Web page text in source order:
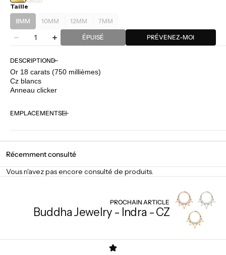
JAUNE
Taille
8MMVARIANTE
ÉPUISÉE
10MMVARIANTE
ÉPUISÉE
12MMVARIANTE
ÉPUISÉE
7MMVARIANTE
Diminuer
quantité
pour
Auris
-
Quantité
Augmenter
quantité
pour
Auris
-
ÉPUISÉ PRÉVENEZ-MOI
DESCRIPTION
Or 18 carats (750 millièmes)
Cz blancs
Anneau clicker
EMPLACEMENTS
Récemment consulté
Vous n'avez pas encore consulté de produits.
PROCHAIN ARTICLE
Buddha Jewelry - Indra - CZ